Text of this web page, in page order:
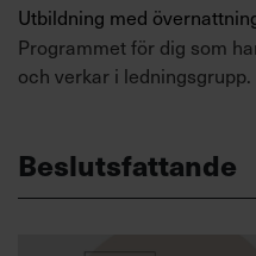
Utbildning med
Programmet för dig som
och verkar i ledningsgrupp.
Beslutsfattande